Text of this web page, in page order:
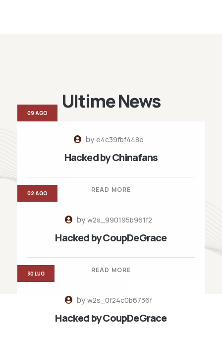
Ultime News
bye4c39fbf448e
Hacked by Chinafans
READ MORE
09 AGO
byw2s_990195b961f2
Hacked by CoupDeGrace
READ MORE
02 AGO
byw2s_0f24c0b6736f
Hacked by CoupDeGrace
30 LUG